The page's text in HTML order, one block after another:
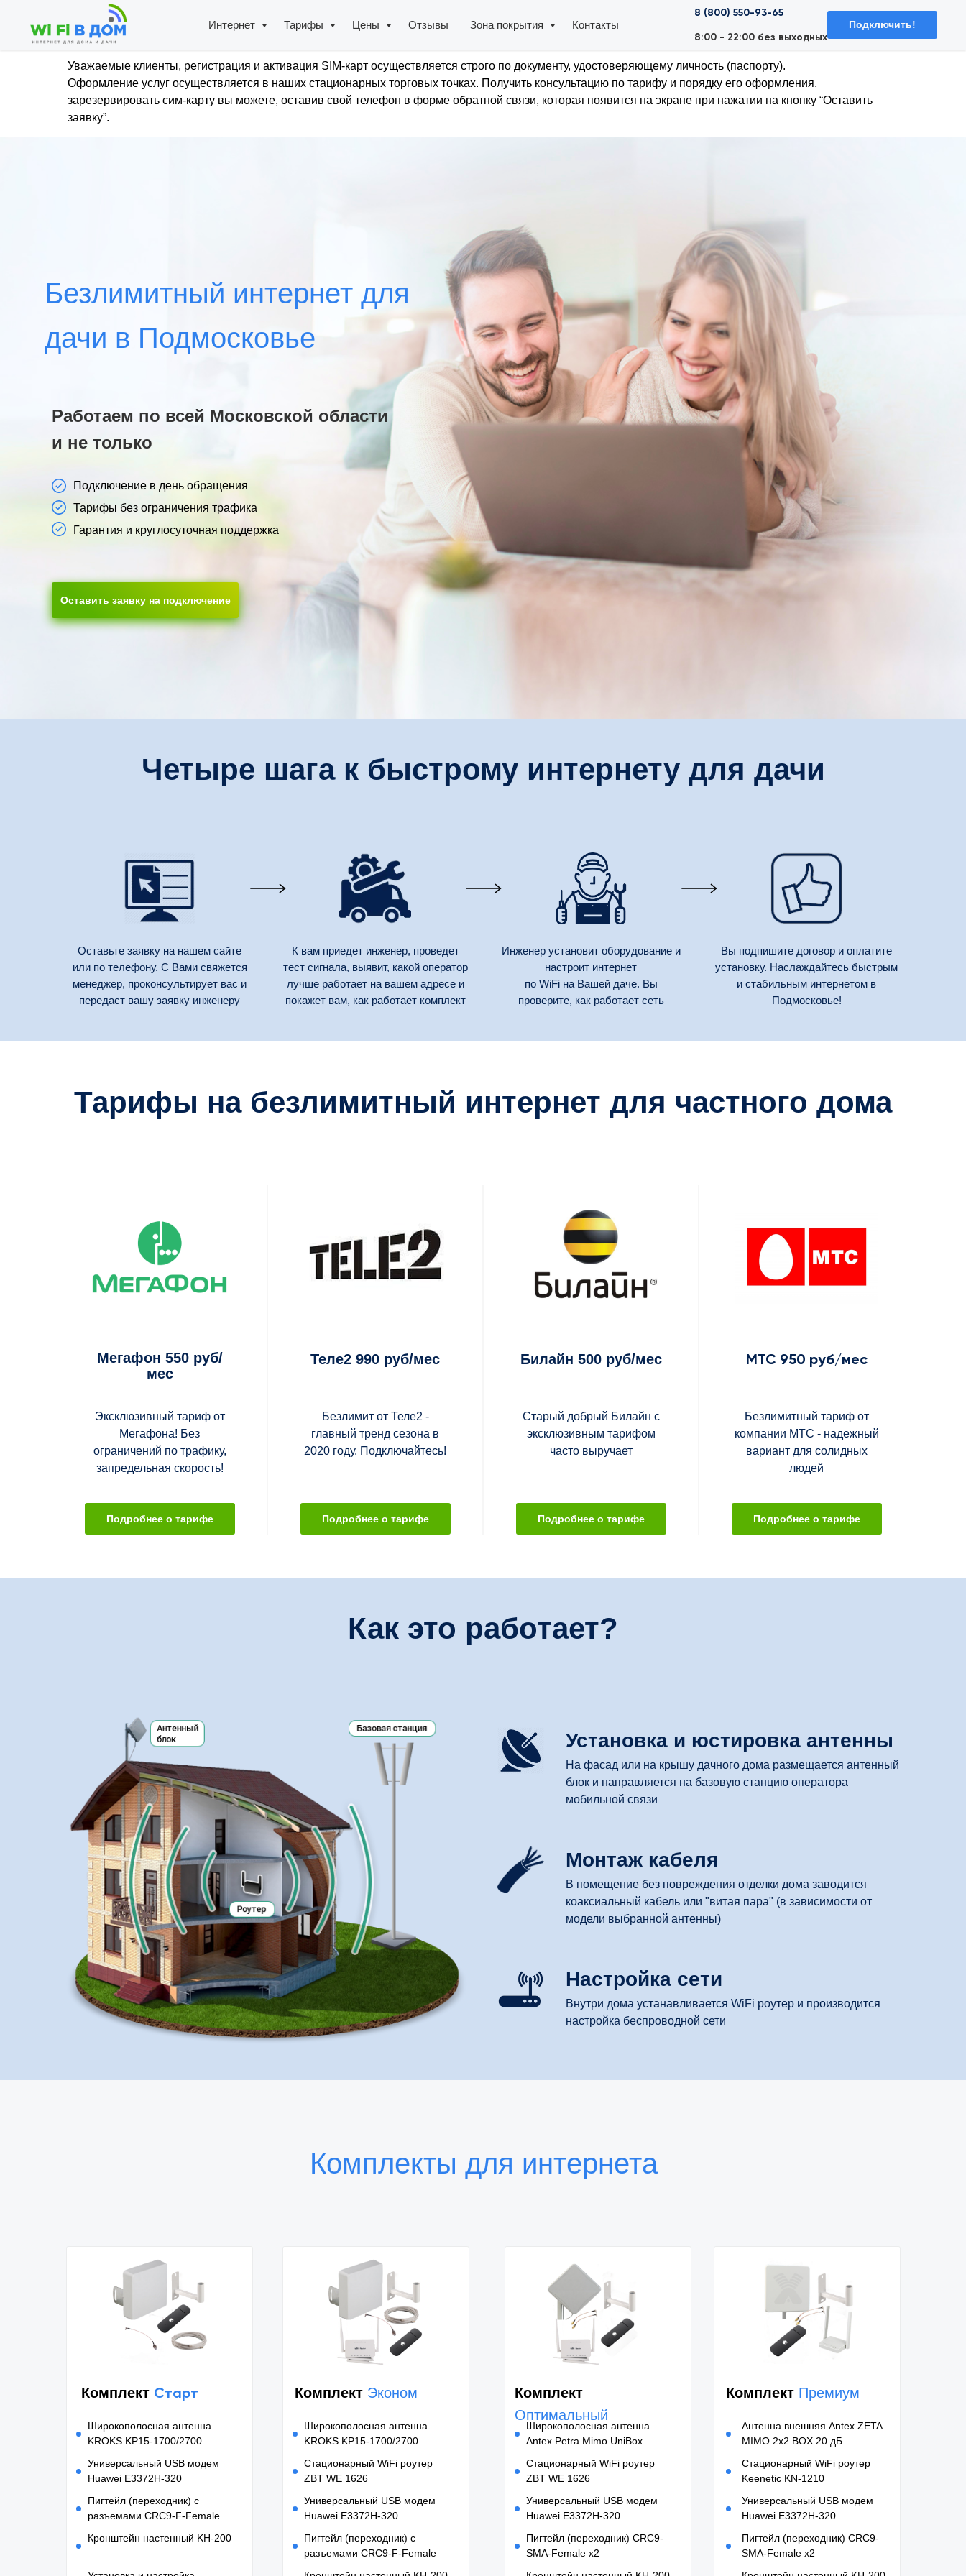
Интернет Тарифы Цены Отзывы Зона покрытия Контакты
8 (800) 550-93-65
8:00 - 22:00 без выходных
Подключить!
Уважаемые клиенты, регистрация и активация SIM-карт осуществляется строго по документу, удостоверяющему личность (паспорту).
Оформление услуг осуществляется в наших стационарных торговых точках. Получить консультацию по тарифу и порядку его оформления,
зарезервировать сим-карту вы можете, оставив свой телефон в форме обратной связи, которая появится на экране при нажатии на кнопку “Оставить
заявку”.
Безлимитный интернет для
дачи в Подмосковье
Работаем по всей Московской области
и не только
Подключение в день обращения
Тарифы без ограничения трафика
Гарантия и круглосуточная поддержка
Оставить заявку на подключение
Четыре шага к быстрому интернету для дачи
Оставьте заявку на нашем сайте
или по телефону. С Вами свяжется
менеджер, проконсультирует вас и
передаст вашу заявку инженеру
К вам приедет инженер, проведет
тест сигнала, выявит, какой оператор
лучше работает на вашем адресе и
покажет вам, как работает комплект
Инженер установит оборудование и
настроит интернет
по WiFi на Вашей даче. Вы
проверите, как работает сеть
Вы подпишите договор и оплатите
установку. Наслаждайтесь быстрым
и стабильным интернетом в
Подмосковье!
Тарифы на безлимитный интернет для частного дома
Мегафон 550 руб/
мес
Эксклюзивный тариф от
Мегафона! Без
ограничений по трафику,
запредельная скорость!
Подробнее о тарифе
Теле2 990 руб/мес
Безлимит от Теле2 -
главный тренд сезона в
2020 году. Подключайтесь!
Подробнее о тарифе
Билайн 500 руб/мес
Старый добрый Билайн с
эксклюзивным тарифом
часто выручает
Подробнее о тарифе
МТС 950 руб/мес
Безлимитный тариф от
компании МТС - надежный
вариант для солидных
людей
Подробнее о тарифе
Как это работает?
Установка и юстировка антенны
На фасад или на крышу дачного дома размещается антенный
блок и направляется на базовую станцию оператора
мобильной связи
Монтаж кабеля
В помещение без повреждения отделки дома заводится
коаксиальный кабель или "витая пара" (в зависимости от
модели выбранной антенны)
Настройка сети
Внутри дома устанавливается WiFi роутер и производится
настройка беспроводной сети
Комплекты для интернета
Комплект Эконом
Комплект
Оптимальный
Комплект Премиум
Комплект Старт
Широкополосная антенна
KROKS KP15-1700/2700
Универсальный USB модем
Huawei E3372H-320
Пигтейл (переходник) с
разъемами CRC9-F-Female
Кронштейн настенный KH-200
Пигтейл (переходник) с
разъемами CRC9-F-Female
Стационарный WiFi роутер
ZBT WE 1626
Универсальный USB модем
Huawei E3372H-320
Широкополосная антенна
KROKS KP15-1700/2700
Широкополосная антенна
Antex Petra Mimo UniBox
Универсальный USB модем
Huawei E3372H-320
Стационарный WiFi роутер
ZBT WE 1626
Пигтейл (переходник) CRC9-
SMA-Female x2
Антенна внешняя Antex ZETA
MIMO 2x2 BOX 20 дБ
Универсальный USB модем
Huawei E3372H-320
Стационарный WiFi роутер
Keenetic KN-1210
Пигтейл (переходник) CRC9-
SMA-Female x2